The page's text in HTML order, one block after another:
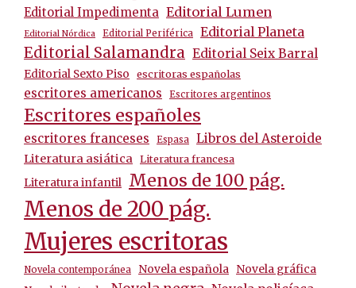
Editorial Impedimenta Editorial Lumen
Editorial Nórdica Editorial Periférica Editorial Planeta
Editorial Salamandra Editorial Seix Barral
Editorial Sexto Piso escritoras españolas
escritores americanos Escritores argentinos
Escritores españoles
escritores franceses Espasa Libros del Asteroide
Literatura asiática Literatura francesa
Literatura infantil Menos de 100 pág.
Menos de 200 pág.
Mujeres escritoras
Novela contemporánea Novela española Novela gráfica